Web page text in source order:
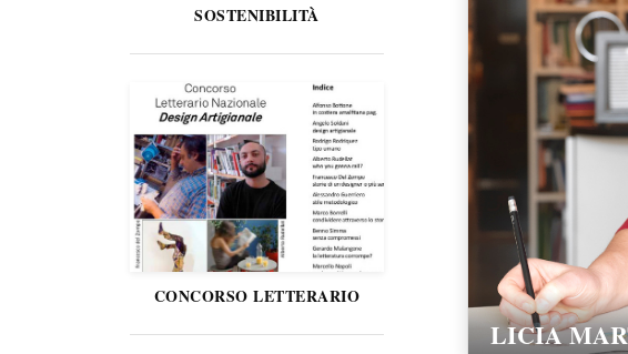
SOSTENIBILITÀ
CONCORSO LETTERARIO
LORELLA